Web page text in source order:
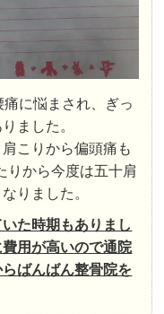
に悩まされ、ぎっ
ました。
こりから偏頭痛も
りから今度は五十肩
りました。
た時期もありまし
用が高いので通院
ばんばん整骨院を